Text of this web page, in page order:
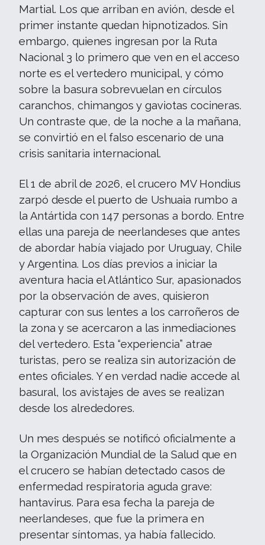
Martial. Los que arriban en avión, desde el
primer instante quedan hipnotizados. Sin
embargo, quienes ingresan por la Ruta
Nacional 3 lo primero que ven en el acceso
norte es el vertedero municipal, y cómo
sobre la basura sobrevuelan en círculos
caranchos, chimangos y gaviotas cocineras.
Un contraste que, de la noche a la mañana,
se convirtió en el falso escenario de una
crisis sanitaria internacional.
El 1 de abril de 2026, el crucero MV Hondius
zarpó desde el puerto de Ushuaia rumbo a
la Antártida con 147 personas a bordo. Entre
ellas una pareja de neerlandeses que antes
de abordar había viajado por Uruguay, Chile
y Argentina. Los días previos a iniciar la
aventura hacia el Atlántico Sur, apasionados
por la observación de aves, quisieron
capturar con sus lentes a los carroñeros de
la zona y se acercaron a las inmediaciones
del vertedero. Esta “experiencia” atrae
turistas, pero se realiza sin autorización de
entes oficiales. Y en verdad nadie accede al
basural, los avistajes de aves se realizan
desde los alrededores.
Un mes después se notificó oficialmente a
la Organización Mundial de la Salud que en
el crucero se habían detectado casos de
enfermedad respiratoria aguda grave:
hantavirus. Para esa fecha la pareja de
neerlandeses, que fue la primera en
presentar síntomas, ya había fallecido.